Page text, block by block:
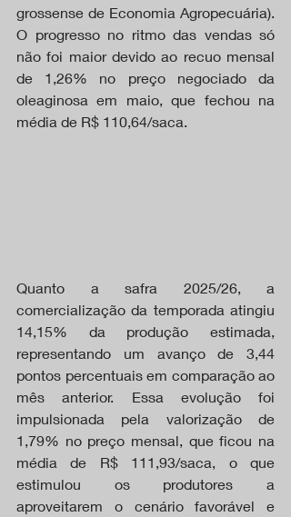
grossense de Economia Agropecuária).
O progresso no ritmo das vendas só
não foi maior devido ao recuo mensal
de 1,26% no preço negociado da
oleaginosa em maio, que fechou na
média de R$ 110,64/saca.
Quanto a safra 2025/26, a
comercialização da temporada atingiu
14,15% da produção estimada,
representando um avanço de 3,44
pontos percentuais em comparação ao
mês anterior. Essa evolução foi
impulsionada pela valorização de
1,79% no preço mensal, que ficou na
média de R$ 111,93/saca, o que
estimulou os produtores a
aproveitarem o cenário favorável e